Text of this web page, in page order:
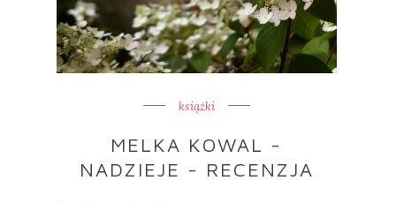
książki
MELKA KOWAL -
NADZIEJE - RECENZJA